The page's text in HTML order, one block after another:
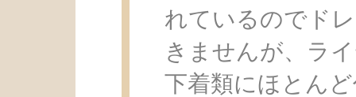
れているのでド
きませんが、ラ
下着類にほとん